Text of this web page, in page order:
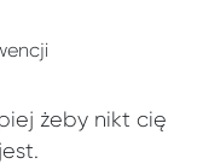
żeby nikt cię